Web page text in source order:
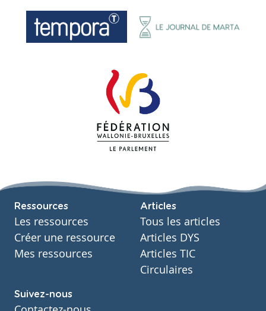
Ressources
Les ressources
Créer une ressource
Mes ressources
Articles
Tous les articles
Articles DYS
Articles TIC
Circulaires
Suivez-nous